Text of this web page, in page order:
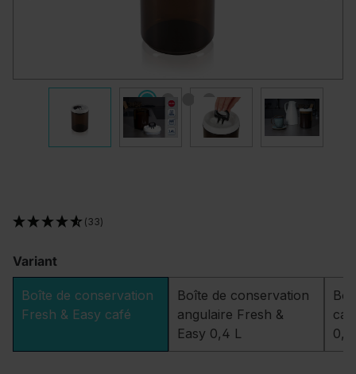
(33)
Variant
Boîte de conservation
Fresh & Easy café
Boîte de conservation
angulaire Fresh &
Easy 0,4 L
0,8